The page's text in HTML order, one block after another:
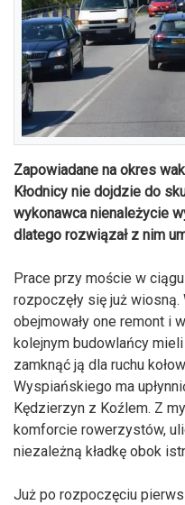
Zapowiadane na okres
Kłodnicy nie dojdzie do
wykonawca nienależycie
dlatego rozwiązał z nim
Prace przy moście w
rozpoczęły się już
obejmowały one remont i
kolejnym budowlańcy
zamknąć ją dla ruchu
Wyspiańskiego ma
Kędzierzyn z Koźlem. Z
komforcie rowerzystów,
niezależną kładkę obok
Już po rozpoczęciu